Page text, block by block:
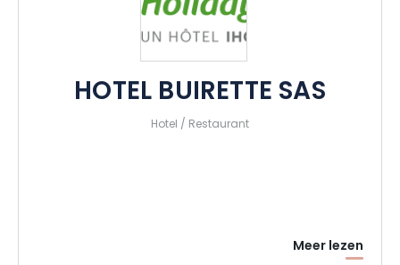
HOTEL BUIRETTE SAS
Hotel / Restaurant
Meer lezen